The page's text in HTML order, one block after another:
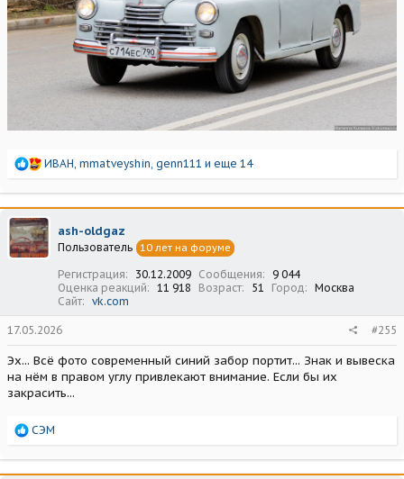
Р
а
к
ц
и
и
ИВАН mmatveyshin genn111 и еще 14
ash-oldgaz
Пользователь 10 лет на форуме
Регистрация 30.12.2009 Сообщения
9 044
Оценка реакций
11 918 Возраст 51 Город
Москва
Сайт
vk.com
17.05.2026 #255
Эх... Всё фото современный синий забор портит... Знак и вывеска
на нём в правом углу привлекают внимание. Если бы их
закрасить...
Р
а
к
СЭМ